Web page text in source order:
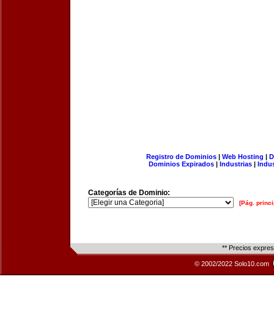
Registro de Dominios| Web Hosting |
Dominios Expirados | Industrias |
Categorías de Dominio:
[Pág.
** Precios
© 2002/2022 Solo10.com